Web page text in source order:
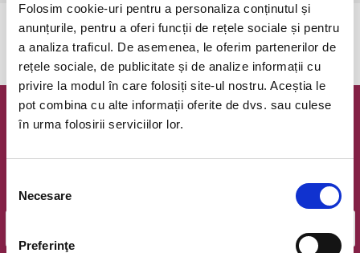
Folosim cookie-uri pentru a personaliza conținutul și
anunțurile, pentru a oferi funcții de rețele sociale și pentru
a analiza traficul. De asemenea, le oferim partenerilor de
rețele sociale, de publicitate și de analize informații cu
privire la modul în care folosiți site-ul nostru. Aceștia le
pot combina cu alte informații oferite de dvs. sau culese
în urma folosirii serviciilor lor.
consimțământului
Necesare
Preferinţe
Evenimentul a expirat.
Newsletter @ Bilete.ro
Oferte exclusive si o editie saptamanala cu cele mai noi
Email